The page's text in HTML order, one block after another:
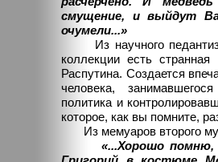
смущение, и выйдут
очумели...»
Из научного
коллекции есть странная
Распутина. Создается
человека,
политика и
которое, как вы помните,
Из мемуаров второго
«...Хорошо помню,